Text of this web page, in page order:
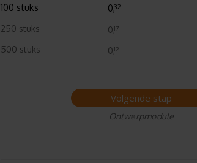
100 stuks 0,32
250 stuks 0,17
500 stuks 0,12
Volgende stap
Ontwerpmodule